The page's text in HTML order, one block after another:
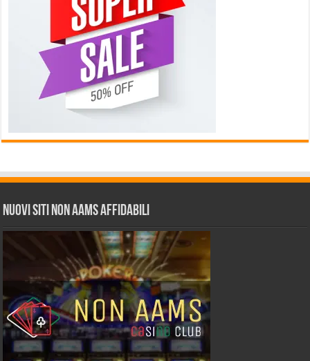
Nuovi siti non AAMS affidabili